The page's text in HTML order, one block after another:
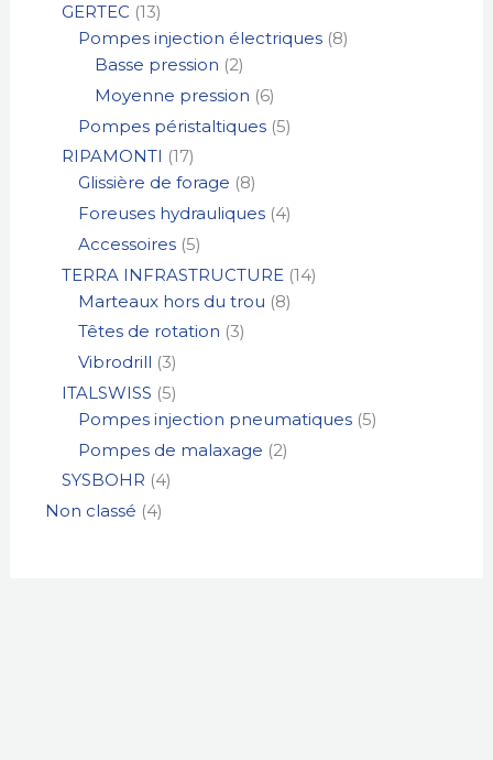
GERTEC 13
Pompes injection électriques 8
Basse pression 2
Moyenne pression 6
Pompes péristaltiques 5
RIPAMONTI 17
Glissière de forage 8
Foreuses hydrauliques 4
Accessoires 5
TERRA INFRASTRUCTURE 14
Marteaux hors du trou 8
Têtes de rotation 3
Vibrodrill 3
ITALSWISS 5
Pompes injection pneumatiques 5
Pompes de malaxage 2
SYSBOHR 4
Non classé 4